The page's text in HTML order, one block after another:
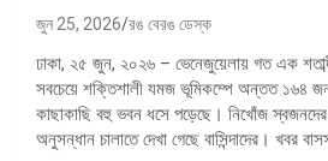
জুন 25, 2026 রঙ বেরঙ ডেস্ক
ঢাকা, ২৫ জুন, ২০২৬ – ভেনেজুয়েলায় গত এক
সবচেয়ে শক্তিশালী যমজ ভূমিকম্পে অন্তত ১৬৪
কাছাকাছি বহু ভবন ধসে পড়েছে। নিখোঁজ
অনুসন্ধান চালাতে দেখা গেছে বাসিন্দাদের। খবর